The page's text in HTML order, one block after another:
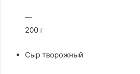
—
200 г
Сыр творожный